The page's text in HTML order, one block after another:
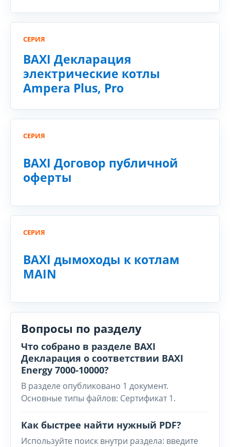
СЕРИЯ
BAXI Декларация
электрические котлы
Ampera Plus, Pro
СЕРИЯ
BAXI Договор публичной
оферты
СЕРИЯ
BAXI дымоходы к котлам
MAIN
Вопросы по разделу
Что собрано в разделе BAXI
Декларация о соответствии BAXI
Energy 7000-10000?
В разделе опубликовано 1 документ.
Основные типы файлов: Сертификат 1.
Как быстрее найти нужный PDF?
Используйте поиск внутри раздела: введите